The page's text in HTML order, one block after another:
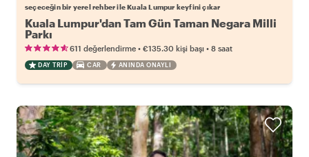
seçeceğin bir yerel rehber ile Kuala Lumpur keyfini çıkar
Kuala Lumpur'dan Tam Gün Taman Negara Milli
Parkı
611 değerlendirme • €135.30 kişi başı • 8 saat
DAY TRIP CAR ANINDA ONAYLI